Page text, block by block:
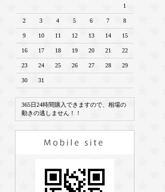
1
2 3 4 5 6 7 8
9 10 11 12 13 14 15
16 17 18 19 20 21 22
23 24 25 26 27 28 29
30 31
365日24時間購入できますので、相場の
動きの逃しません！！